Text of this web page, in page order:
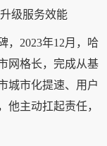
级服务效能
，2023年12月，哈
网格长，完成从基
城市化提速、用户
他主动扛起责任，